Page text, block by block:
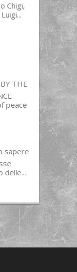
Chigi,
THE
peace
sapere
delle...